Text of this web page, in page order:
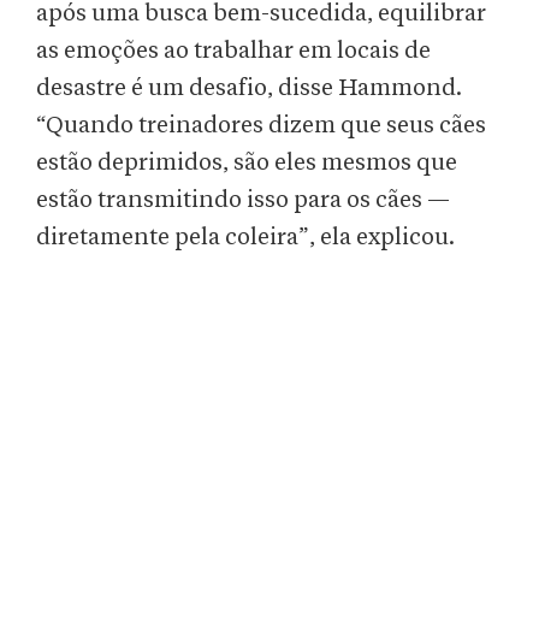
após uma busca bem-sucedida, equilibrar
as emoções ao trabalhar em locais de
desastre é um desafio, disse Hammond.
“Quando treinadores dizem que seus cães
estão deprimidos, são eles mesmos que
estão transmitindo isso para os cães —
diretamente pela coleira”, ela explicou.